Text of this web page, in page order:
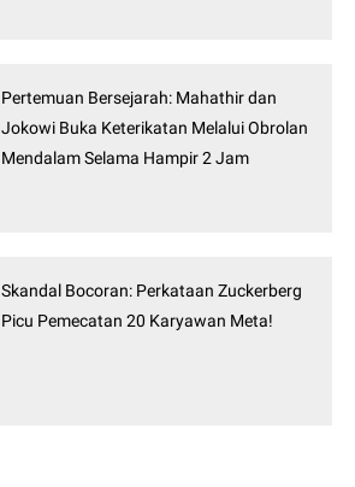
Pertemuan Bersejarah: Mahathir dan
Jokowi Buka Keterikatan Melalui Obrolan
Mendalam Selama Hampir 2 Jam
Skandal Bocoran: Perkataan Zuckerberg
Picu Pemecatan 20 Karyawan Meta!